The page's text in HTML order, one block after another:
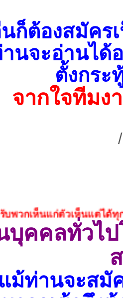
ก็ต้องสมัคร
นจะอ่านได้
ตั้งกระ
จากใจทีมง
ก่ตัวเห็นแต่ได้ทุกประเภท
บุคคลทั่วไ
ม้ท่านจะสมั